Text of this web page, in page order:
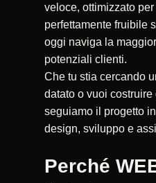
veloce, ottimizzato
perfettamente fruibile
oggi naviga la
potenziali clienti.
Che tu stia cercando
datato o vuoi
seguiamo il progetto
design, sviluppo e
Perché